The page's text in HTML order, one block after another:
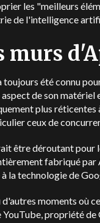
les "meilleurs
de l'intelligence
murs
toujours été connu
aspect de son matériel
plus réticentes
ceux de
être déroutant pour
fabriqué par
la technologie de
d'autres moments où
YouTube, propriété de